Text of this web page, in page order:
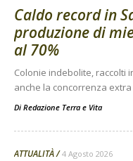
Caldo record in
produzione di
al 70%
Colonie indebolite, raccolti
anche la concorrenza
Di Redazione Terra e Vita
ATTUALITÀ 4 Agosto 2026